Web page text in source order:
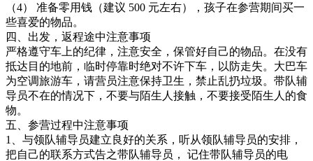
（4） 准备零用钱（建议 500 元左右），孩子在参营期间买一
些喜爱的物品。
四、出发，返程途中注意事项
严格遵守车上的纪律，注意安全，保管好自己的物品。在没有
抵达目的地前，临时停靠时绝对不许下车，以防走失。大巴车
为空调旅游车，请营员注意保持卫生，禁止乱扔垃圾。带队辅
导员不在的情况下，不要与陌生人接触，不要接受陌生人的食
物。
五、参营过程中注意事项
1、与领队辅导员建立良好的关系，听从领队辅导员的安排，
把自己的联系方式告之带队辅导员， 记住带队辅导员的电